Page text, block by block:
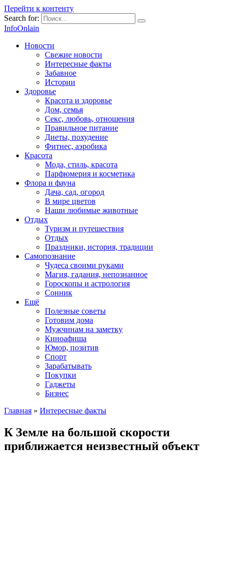
Перейти к контенту
Search for:
InfoOnlain
Новости
Свежие новости
Интересные факты
Забавное
Истории
Здоровье
Красота и здоровье
Дом, семья
Секс, любовь, отношения
Правильное питание
Диеты, похудение
Фитнес, аэробика
Красота
Мода, стиль, красота
Парфюмерия и косметика
Флора и фауна
Дача, сад, огород
В мире цветов
Наши любимые животные
Отдых
Туризм и путешествия
Отдых
Праздники, история, традиции
Самопознание
Чудеса своими руками
Магия, гадания, непознанное
Гороскопы и астрология
Сонник
Ещё
Полезные советы
Готовим дома
Мужчинам на заметку
Киноафиша
Юмор, позитив
Спорт
Зарабатывать
Покупки
Гаджеты
Бизнес
Главная » Интересные факты
К Земле на большой скорости
приближается неизвестный объект